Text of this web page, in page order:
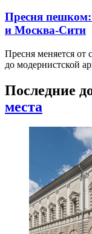
Пресня пешком:
и Москва-Сити
Пресня меняется от
до модернистской
Последние
места